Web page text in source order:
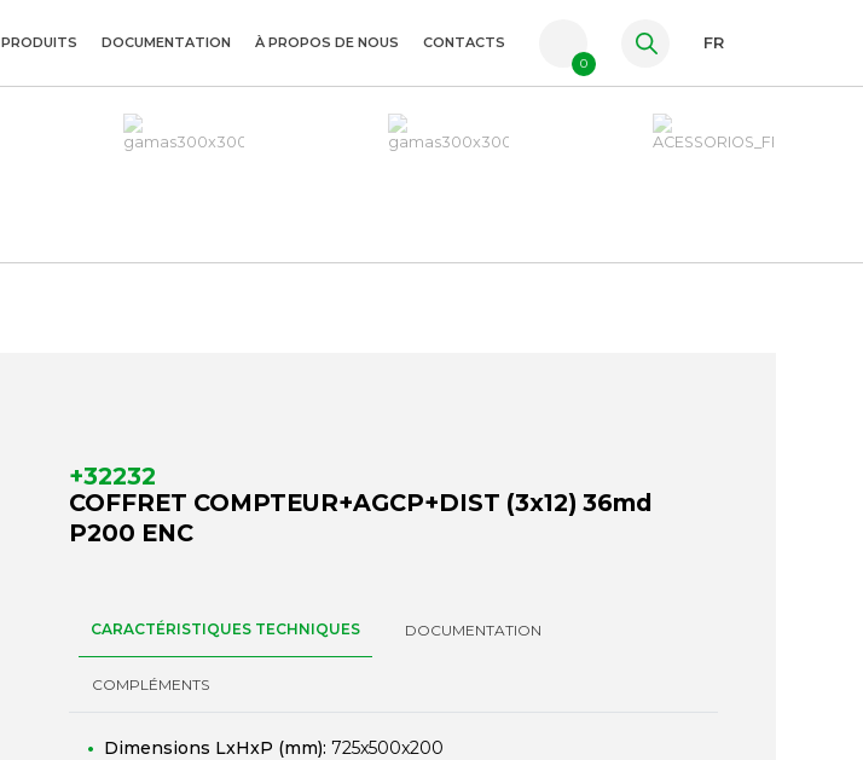
ES
PRODUITS DOCUMENTATION À PROPOS DE NOUS CONTACTS
0
FR
+32232
COFFRET COMPTEUR+AGCP+DIST (3x12) 36md
P200 ENC
CARACTÉRISTIQUES TECHNIQUES DOCUMENTATION
COMPLÉMENTS
Dimensions LxHxP (mm): 725x500x200